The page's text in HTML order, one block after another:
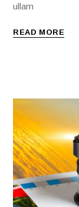
ullam
READ MORE